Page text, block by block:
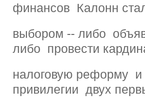
финансов Калонн
выбором -- либо
либо провести
налоговую реформу и
привилегии двух